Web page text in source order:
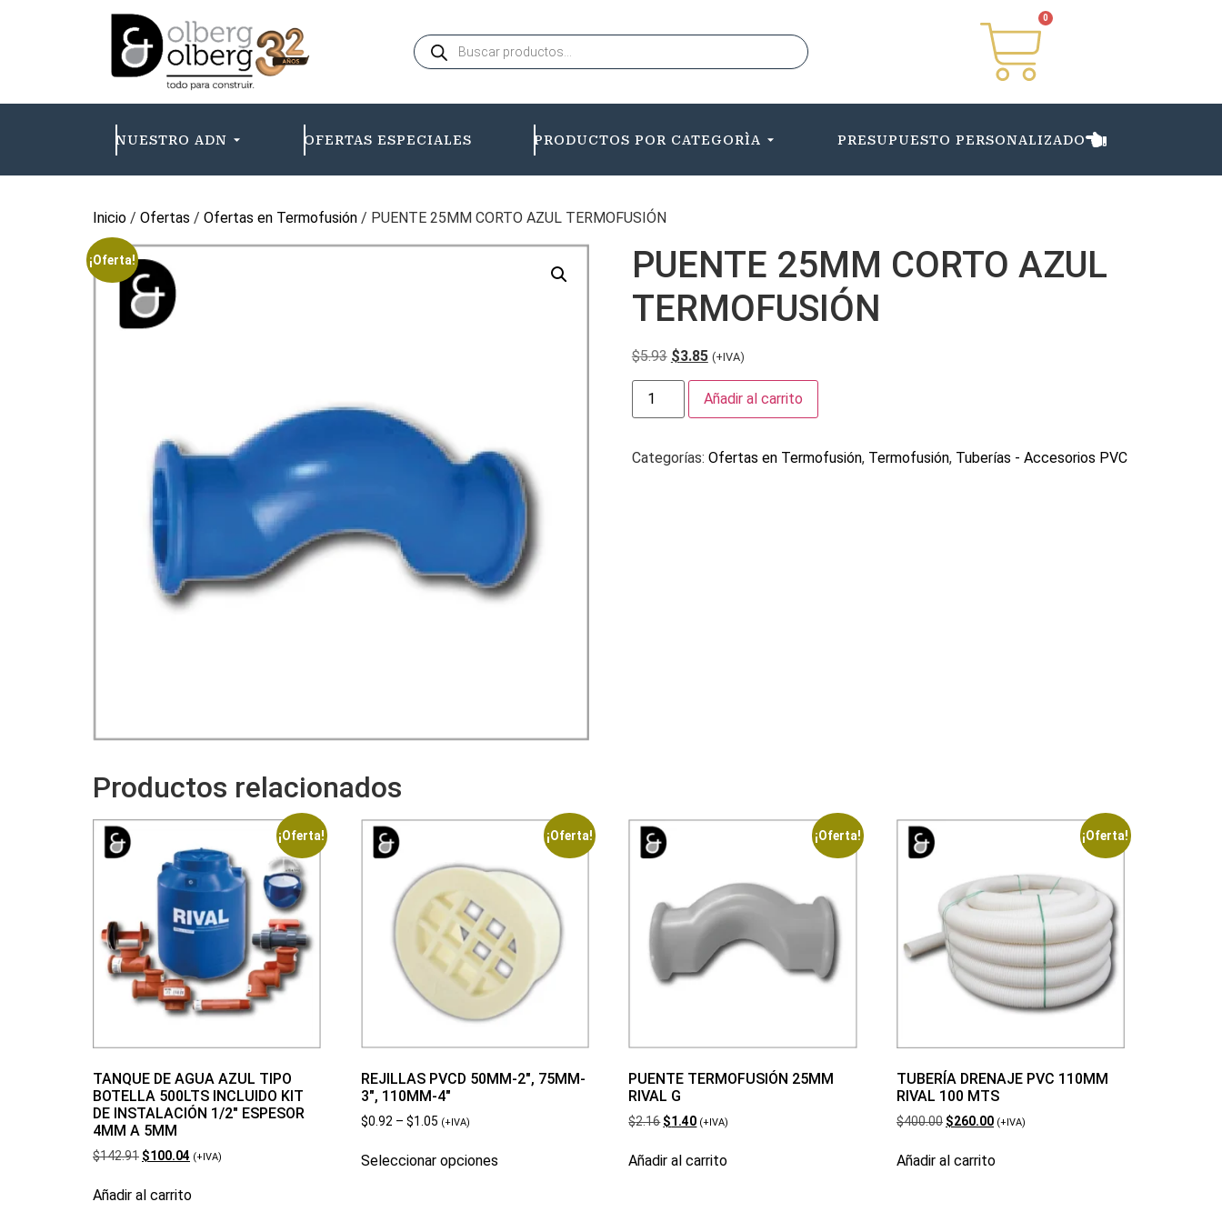
0
NUESTRO ADN OFERTAS ESPECIALES PRODUCTOS POR CATEGORÌA PRESUPUESTO PERSONALIZADO
Inicio / Ofertas / Ofertas en Termofusión / PUENTE 25MM CORTO AZUL TERMOFUSIÓN
¡Oferta!
PUENTE 25MM CORTO AZUL
TERMOFUSIÓN
$5.93 $3.85 (+IVA)
Añadir al carrito
Categorías: Ofertas en Termofusión, Termofusión, Tuberías - Accesorios PVC
Productos relacionados
¡Oferta!
TANQUE DE AGUA AZUL TIPO
BOTELLA 500LTS INCLUIDO KIT
DE INSTALACIÓN 1/2″ ESPESOR
4MM A 5MM
$142.91 $100.04 (+IVA)
Añadir al carrito
¡Oferta!
REJILLAS PVCD 50MM-2″, 75MM-
3″, 110MM-4″
$0.92 – $1.05 (+IVA)
Seleccionar opciones
¡Oferta!
PUENTE TERMOFUSIÓN 25MM
RIVAL G
$2.16 $1.40 (+IVA)
Añadir al carrito
¡Oferta!
TUBERÍA DRENAJE PVC 110MM
RIVAL 100 MTS
$400.00 $260.00 (+IVA)
Añadir al carrito